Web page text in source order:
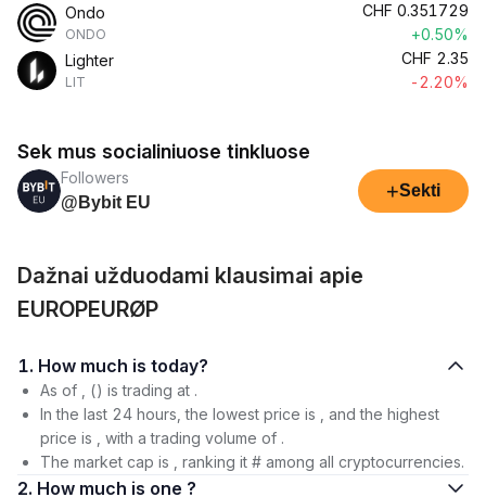
Ondo
ONDO
CHF 0.351729
+0.50%
Lighter
LIT
CHF 2.35
-2.20%
Sek mus socialiniuose tinkluose
Followers
@Bybit EU
+Sekti
Dažnai užduodami klausimai apie
EUROPEURØP
1. How much is today?
As of , () is trading at .
In the last 24 hours, the lowest price is , and the highest
price is , with a trading volume of .
The market cap is , ranking it # among all cryptocurrencies.
2. How much is one ?